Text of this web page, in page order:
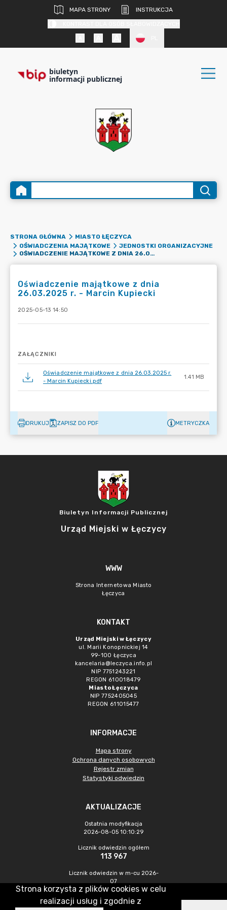
MAPA STRONY
INSTRUKCJA
biuletyn
informacji publicznej
STRONA GŁÓWNA
MIASTO ŁĘCZYCA
OŚWIADCZENIA MAJĄTKOWE
JEDNOSTKI ORGANIZACYJNE
OŚWIADCZENIE MAJĄTKOWE Z DNIA 26.03.2025 R. - MARCIN KUPIECKI
Oświadczenie majątkowe z dnia
26.03.2025 r. - Marcin Kupiecki
2025-05-13 14:50
ZAŁĄCZNIKI
Oświadczenie majątkowe z dnia 26.03.2025 r.
- Marcin Kupiecki.pdf
1.41 MB
DRUKUJ ZAPISZ DO PDF METRYCZKA
Biuletyn Informacji Publicznej
Urząd Miejski w Łęczycy
WWW
Strona Internetowa Miasto
Łęczyca
KONTAKT
Urząd Miejski w Łęczycy
ul. Marii Konopnickiej 14
99-100 Łęczyca
kancelaria@leczyca.info.pl
NIP 7751243221
REGON 610018479
Miasto Łęczyca
NIP 7752405045
REGON 611015477
INFORMACJE
Mapa strony
Ochrona danych osobowych
Rejestr zmian
Statystyki odwiedzin
AKTUALIZACJE
Ostatnia modyfikacja
2026-08-05 10:10:29
Licznik odwiedzin ogółem
113 967
Licznik odwiedzin w m-cu 2026-
07
486
Strona korzysta z plików cookies w celu
realizacji usług i zgodnie z